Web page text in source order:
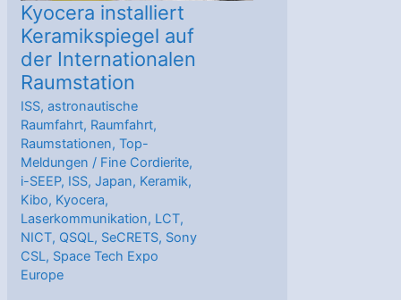
Kyocera installiert
Keramikspiegel auf
der Internationalen
Raumstation
ISS,astronautische
Raumfahrt, Raumfahrt,
Raumstationen,Top-
Meldungen / Fine Cordierite,
i-SEEP, ISS,Japan, Keramik,
Kibo, Kyocera,
Laserkommunikation, LCT,
NICT, QSQL, SeCRETS, Sony
CSL, Space Tech Expo
Europe